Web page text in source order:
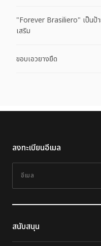
"Forever Brasiliero" เป็นป้
เสริม
ขอบเอวยางยืด
ลงทะเบียนอีเมล
สนับสนุน